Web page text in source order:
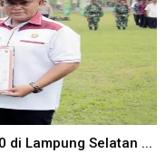
di Lampung Selatan ...